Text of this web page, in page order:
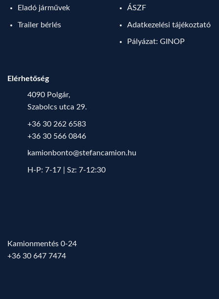
Eladó járművek
Trailer bérlés
ÁSZF
Adatkezelési tájékoztató
Pályázat: GINOP
Elérhetőség
4090 Polgár,
Szabolcs utca 29.
+36 30 262 6583
+36 30 566 0846
kamionbonto@stefancamion.hu
H-P: 7-17 | Sz: 7-12:30
Kamionmentés 0-24
+36 30 647 7474